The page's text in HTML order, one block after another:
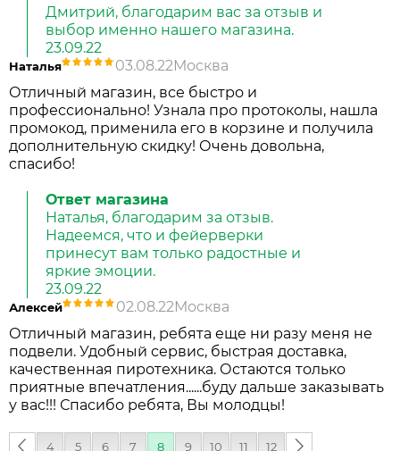
Дмитрий, благодарим вас за отзыв и
выбор именно нашего магазина.
23.09.22
Наталья 03.08.22Москва
Отличный магазин, все быстро и
профессионально! Узнала про протоколы, нашла
промокод, применила его в корзине и получила
дополнительную скидку! Очень довольна,
спасибо!
Ответ магазина
Наталья, благодарим за отзыв.
Надеемся, что и фейерверки
принесут вам только радостные и
яркие эмоции.
23.09.22
Алексей 02.08.22Москва
Отличный магазин, ребята еще ни разу меня не
подвели. Удобный сервис, быстрая доставка,
качественная пиротехника. Остаются только
приятные впечатления......буду дальше заказывать
у вас!!! Спасибо ребята, Вы молодцы!
‹
4 5 6 7 8 9 10 11 12
следующая